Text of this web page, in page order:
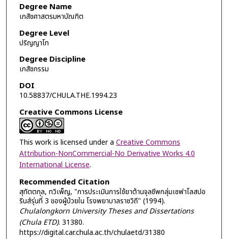
Degree Name
เภสัชศาสตรมหาบัณฑิต
Degree Level
ปริญญาโท
Degree Discipline
เภสัชกรรม
DOI
10.58837/CHULA.THE.1994.23
Creative Commons License
This work is licensed under a Creative Commons
Attribution-NonCommercial-No Derivative Works 4.0
International License.
Recommended Citation
สุทัตตกุล, ทวิเพ็ญ, "การประเมินการใช้ยาต้านจุลชีพกลุ่มเซฟาโลสปอ
รินส์รุ่นที่ 3 ของผู้ป่วยใน โรงพยาบาลราชวิถี" (1994).
Chulalongkorn University Theses and Dissertations
(Chula ETD). 31380.
https://digital.car.chula.ac.th/chulaetd/31380